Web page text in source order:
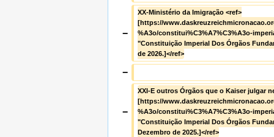
−
XX-Ministério da Imigração <ref>
[https://
%A3o/constitui%C3%A7%C3%A3o-
"Constituição Imperial Dos Órgãos
de 2026.]</ref>
−
−
XXI-E outros Órgãos que o Kaiser julgar
[https://
%A3o/constitui%C3%A7%C3%A3o-
"Constituição Imperial Dos Órgãos
Dezembro de 2025.]</ref>